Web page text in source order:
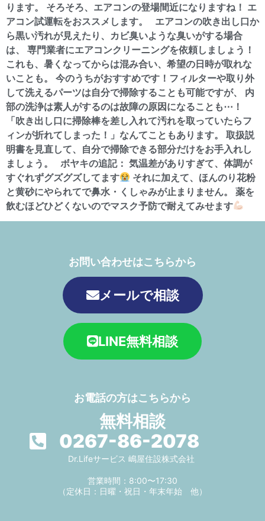
ります。 そろそろ、エアコンの登場間近になりますね！ エ
アコン試運転をおススメします。 エアコンの吹き出し口か
ら黒い汚れが見えたり、カビ臭いような臭いがする場合
は、 専門業者にエアコンクリーニングを依頼しましょう！
これも、暑くなってからは混み合い、希望の日時が取れな
いことも。 今のうちがおすすめです！フィルターや取り外
して洗えるパーツは自分で掃除することも可能ですが、 内
部の洗浄は素人がするのは故障の原因になることも⋯！
「吹き出し口に掃除棒を差し入れて汚れを取っていたらフ
ィンが折れてしまった！」なんてこともあります。 取扱説
明書を見直して、自分で掃除できる部分だけをお手入れし
ましょう。 ボヤキの追記： 気温差がありすぎて、体調が
すぐれずグズグズしてます
それに加えて、ほんのり花粉
と黄砂にやられてで鼻水・くしゃみが止まりません。 薬を
飲むほどひどくないのでマスク予防で耐えてみせます
お問い合わせはこちらから
メールで相談
LINE無料相談
お電話の方はこちらから
無料相談
0267-86-2078
Dr.Lifeサービス 嶋屋住設株式会社
営業時間：8:00〜17:30
（定休日：日曜・祝日・年末年始 他）